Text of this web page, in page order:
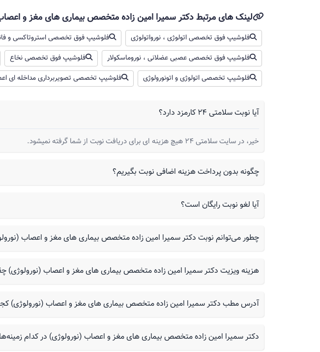
لینک های مرتبط دکتر سمیرا امین زاده متخصص بیماری های مغز و
فلوشیپ فوق تخصصی اتولوژی ، نورواتولوژی فلوشیپ فوق تخصصی استروتاکسی و
فلوشیپ فوق تخصصی عصبی عضلانی ، نوروماسکولار
فلوشیپ فوق تخصصی نخاع
فلوشیپ تخصصی اتولوژی و اتونورولوژی
فلوشیپ تخصصی تصویربرداری مداخله ای
آیا نوبت سلامتی 24 کارمزد دارد؟
خیر، در سایت سلامتی 24 هیچ هزینه ای برای دریافت نوبت از شما گرفته نمیشود.
چگونه بدون پرداخت هزینه اضافی نوبت بگیریم؟
آیا لغو نوبت رایگان است؟
چطور می‌توانم نوبت دکتر سمیرا امین زاده متخصص بیماری های مغز و اعصاب (نورولوژی) را از
هزینه ویزیت دکتر سمیرا امین زاده متخصص بیماری های مغز و اعصاب (نورولوژی)
آدرس مطب دکتر سمیرا امین زاده متخصص بیماری های مغز و اعصاب (نورولوژی)
دکتر سمیرا امین زاده متخصص بیماری های مغز و اعصاب (نورولوژی) در کدام